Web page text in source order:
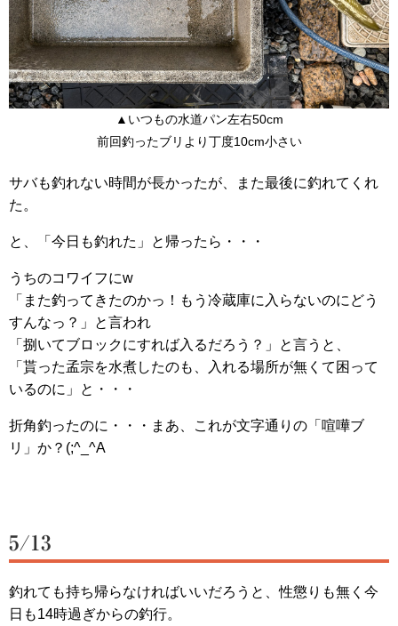
▲いつもの水道パン左右50cm
前回釣ったブリより丁度10cm小さい
サバも釣れない時間が長かったが、また最後に釣れてくれ
た。
と、「今日も釣れた」と帰ったら・・・
うちのコワイフにw
「また釣ってきたのかっ！もう冷蔵庫に入らないのにどう
すんなっ？」と言われ
「捌いてブロックにすれば入るだろう？」と言うと、
「貰った孟宗を水煮したのも、入れる場所が無くて困って
いるのに」と・・・
折角釣ったのに・・・まあ、これが文字通りの「喧嘩ブ
リ」か？(;^_^A
5/13
釣れても持ち帰らなければいいだろうと、性懲りも無く今
日も14時過ぎからの釣行。